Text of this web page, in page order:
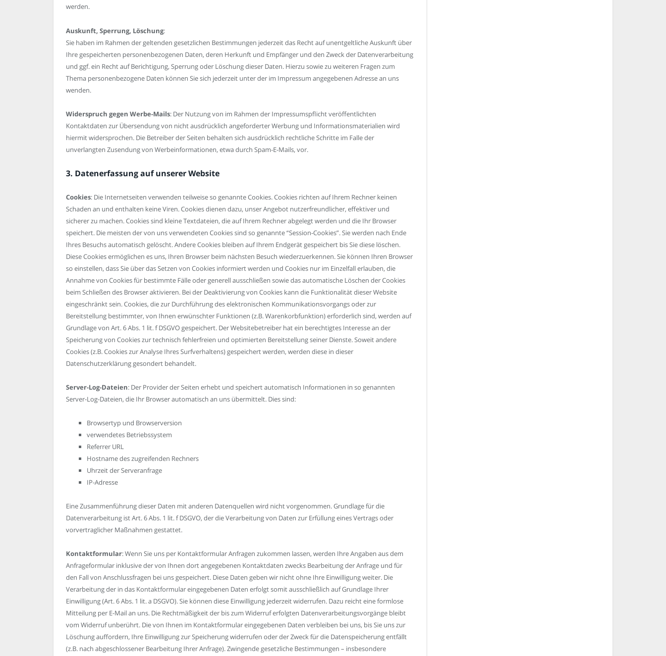
werden.
Auskunft, Sperrung, Löschung:
Sie haben im Rahmen der geltenden gesetzlichen Bestimmungen jederzeit das Recht auf unentgeltliche Auskunft über
Ihre gespeicherten personenbezogenen Daten, deren Herkunft und Empfänger und den Zweck der Datenverarbeitung
und ggf. ein Recht auf Berichtigung, Sperrung oder Löschung dieser Daten. Hierzu sowie zu weiteren Fragen zum
Thema personenbezogene Daten können Sie sich jederzeit unter der im Impressum angegebenen Adresse an uns
wenden.
Widerspruch gegen Werbe-Mails: Der Nutzung von im Rahmen der Impressumspflicht veröffentlichten
Kontaktdaten zur Übersendung von nicht ausdrücklich angeforderter Werbung und Informationsmaterialien wird
hiermit widersprochen. Die Betreiber der Seiten behalten sich ausdrücklich rechtliche Schritte im Falle der
unverlangten Zusendung von Werbeinformationen, etwa durch Spam-E-Mails, vor.
3. Datenerfassung auf unserer Website
Cookies: Die Internetseiten verwenden teilweise so genannte Cookies. Cookies richten auf Ihrem Rechner keinen
Schaden an und enthalten keine Viren. Cookies dienen dazu, unser Angebot nutzerfreundlicher, effektiver und
sicherer zu machen. Cookies sind kleine Textdateien, die auf Ihrem Rechner abgelegt werden und die Ihr Browser
speichert. Die meisten der von uns verwendeten Cookies sind so genannte “Session-Cookies”. Sie werden nach Ende
Ihres Besuchs automatisch gelöscht. Andere Cookies bleiben auf Ihrem Endgerät gespeichert bis Sie diese löschen.
Diese Cookies ermöglichen es uns, Ihren Browser beim nächsten Besuch wiederzuerkennen. Sie können Ihren Browser
so einstellen, dass Sie über das Setzen von Cookies informiert werden und Cookies nur im Einzelfall erlauben, die
Annahme von Cookies für bestimmte Fälle oder generell ausschließen sowie das automatische Löschen der Cookies
beim Schließen des Browser aktivieren. Bei der Deaktivierung von Cookies kann die Funktionalität dieser Website
eingeschränkt sein. Cookies, die zur Durchführung des elektronischen Kommunikationsvorgangs oder zur
Bereitstellung bestimmter, von Ihnen erwünschter Funktionen (z.B. Warenkorbfunktion) erforderlich sind, werden auf
Grundlage von Art. 6 Abs. 1 lit. f DSGVO gespeichert. Der Websitebetreiber hat ein berechtigtes Interesse an der
Speicherung von Cookies zur technisch fehlerfreien und optimierten Bereitstellung seiner Dienste. Soweit andere
Cookies (z.B. Cookies zur Analyse Ihres Surfverhaltens) gespeichert werden, werden diese in dieser
Datenschutzerklärung gesondert behandelt.
Server-Log-Dateien: Der Provider der Seiten erhebt und speichert automatisch Informationen in so genannten
Server-Log-Dateien, die Ihr Browser automatisch an uns übermittelt. Dies sind:
Browsertyp und Browserversion
verwendetes Betriebssystem
Referrer URL
Hostname des zugreifenden Rechners
Uhrzeit der Serveranfrage
IP-Adresse
Eine Zusammenführung dieser Daten mit anderen Datenquellen wird nicht vorgenommen. Grundlage für die
Datenverarbeitung ist Art. 6 Abs. 1 lit. f DSGVO, der die Verarbeitung von Daten zur Erfüllung eines Vertrags oder
vorvertraglicher Maßnahmen gestattet.
Kontaktformular: Wenn Sie uns per Kontaktformular Anfragen zukommen lassen, werden Ihre Angaben aus dem
Anfrageformular inklusive der von Ihnen dort angegebenen Kontaktdaten zwecks Bearbeitung der Anfrage und für
den Fall von Anschlussfragen bei uns gespeichert. Diese Daten geben wir nicht ohne Ihre Einwilligung weiter. Die
Verarbeitung der in das Kontaktformular eingegebenen Daten erfolgt somit ausschließlich auf Grundlage Ihrer
Einwilligung (Art. 6 Abs. 1 lit. a DSGVO). Sie können diese Einwilligung jederzeit widerrufen. Dazu reicht eine formlose
Mitteilung per E-Mail an uns. Die Rechtmäßigkeit der bis zum Widerruf erfolgten Datenverarbeitungsvorgänge bleibt
vom Widerruf unberührt. Die von Ihnen im Kontaktformular eingegebenen Daten verbleiben bei uns, bis Sie uns zur
Löschung auffordern, Ihre Einwilligung zur Speicherung widerrufen oder der Zweck für die Datenspeicherung entfällt
(z.B. nach abgeschlossener Bearbeitung Ihrer Anfrage). Zwingende gesetzliche Bestimmungen – insbesondere